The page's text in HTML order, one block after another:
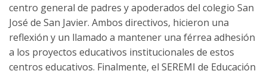
centro general de padres y apoderados del colegio San
José de San Javier. Ambos directivos, hicieron una
reflexión y un llamado a mantener una férrea adhesión
a los proyectos educativos institucionales de estos
centros educativos. Finalmente, el SEREMI de Educación